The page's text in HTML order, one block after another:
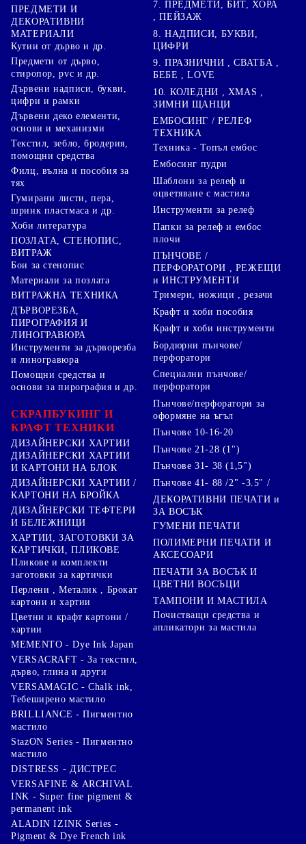
ПРЕДМЕТИ И
ДЕКОРАТИВНИ
МАТЕРИАЛИ
Кутии от дърво и др.
Предмети от дърво,
стиропор, pvc и др.
Дървени надписи, букви,
цифри и рамки
Дървени деко елементи,
основи и механизми
Текстил, зебло, бродерия,
помощни средства
Филц, вълна и пособия за
тях
Гумирани листи, пера,
шринк пластмаса и др.
Хоби литература
ПОЗЛАТА, СТЕНОПИС,
ВИТРАЖ
Бои за стенопис
Материали за позлата
ВИТРАЖНА ТЕХНИКА
ДЪРВОРЕЗБА,
ПИРОГРАФИЯ И
ЛИНОГРАВЮРА
Инструменти за дърворезба
и линогравюра
Помощни средства и
основи за пирография и др.
СКРАПБУКИНГ И
КРАФТ ТЕХНИКИ
ДИЗАЙНЕРСКИ ХАРТИИ
ДИЗАЙНЕРСКИ ХАРТИИ
И КАРТОНИ НА БЛОК
ДИЗАЙНЕРСКИ ХАРТИИ /
КАРТОНИ НА БРОЙКА
ДИЗАЙНЕРСКИ ТЕФТЕРИ
И БЕЛЕЖНИЦИ
ХАРТИИ, ЗАГОТОВКИ ЗА
КАРТИЧКИ, ПЛИКОВЕ
Пликове и комплекти
заготовки за картички
Перлени , Металик , Брокат
картони и хартии
Цветни и крафт картони /
хартии
7. ПРЕДМЕТИ, БИТ, ХОРА
, ПЕЙЗАЖ
8. НАДПИСИ, БУКВИ,
ЦИФРИ
9. ПРАЗНИЧНИ , СВАТБА ,
БЕБЕ , LOVE
10. КОЛЕДНИ , XMAS ,
ЗИМНИ ЩАНЦИ
ЕМБОСИНГ / РЕЛЕФ
ТЕХНИКА
Техника - Топъл ембос
Ембосинг пудри
Шаблони за релеф и
оцветяване с мастила
Инструменти за релеф
Папки за релеф и ембос
плочи
ПЪНЧОВЕ /
ПЕРФОРАТОРИ , РЕЖЕЩИ
и ИНСТРУМЕНТИ
Тримери, ножици , резачи
Крафт и хоби пособия
Крафт и хоби инструменти
Бордюрни пънчове/
перфоратори
Специални пънчове/
перфоратори
Пънчове/перфоратори за
оформяне на ъгъл
Пънчове 10-16-20
Пънчове 21-28 (1")
Пънчове 31- 38 (1,5")
Пънчове 41- 88 /2" -3.5" /
ДЕКОРАТИВНИ ПЕЧАТИ и
ЗА ВОСЪК
ГУМЕНИ ПЕЧАТИ
ПОЛИМЕРНИ ПЕЧАТИ И
АКСЕСОАРИ
ПЕЧАТИ ЗА ВОСЪК И
ЦВЕТНИ ВОСЪЦИ
ТАМПОНИ И МАСТИЛА
Почистващи средства и
апликатори за мастила
MEMENTO - Dye Ink Japan
VERSACRAFT - За текстил,
дърво, глина и други
VERSAMAGIC - Chalk ink,
Тебеширено мастило
BRILLIANCE - Пигментно
мастило
StazON Series - Пигментно
мастило
DISTRESS - ДИСТРЕС
VERSAFINE & ARCHIVAL
INK - Super fine pigment &
permanent ink
ALADIN IZINK Series -
Pigment & Dye French ink